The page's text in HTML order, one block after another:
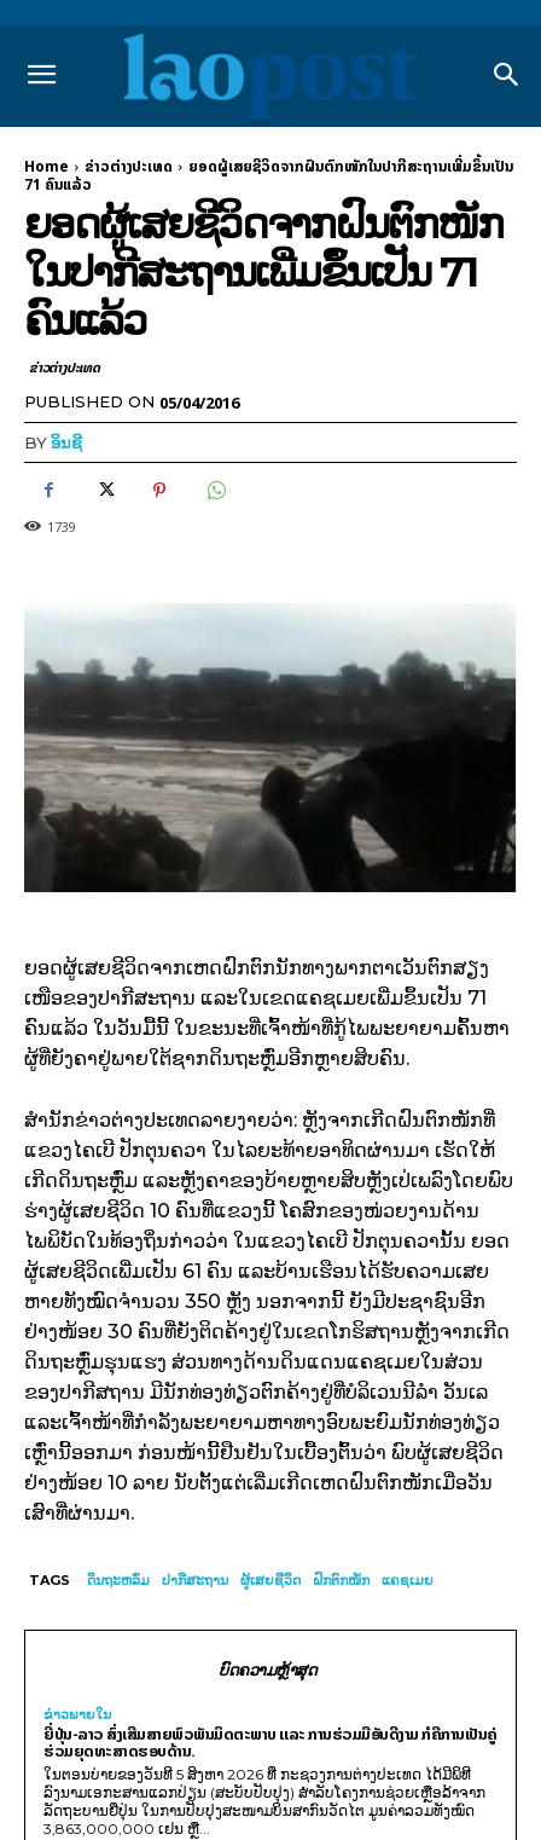
Home ຂ່າວຕ່າງປະເທດ
ຍອດ​ຜູ້​ເສຍ​ຊີວິດ​ຈາກ​ຝົນຕົກ​ໜັກ​ໃນ​ປາ​ກີ​ສະຖານ​ເພີ່ມ​ຂຶ້ນ​ເປັນ
71 ຄົນ​ແລ້ວ
ຍອດ​ຜູ້​ເສຍ​ຊີວິດ​ຈາກ​ຝົນຕົກ​ໜັກ​
ໃນ​ປາ​ກີ​ສະຖານ​ເພີ່ມ​ຂຶ້ນ​ເປັນ 71
ຄົນ​ແລ້ວ
ຂ່າວຕ່າງປະເທດ
PUBLISHED ON 05/04/2016
BYອິນຊີ
1739
ຍອດ​ຜູ້​ເສຍ​ຊີວິດ​ຈາກ​ເຫດ​ຝົກຕົກ​ນັກ​ທາງ​ພາກ​ຕາ​ເວັນ​ຕົກ​ສຽງ​
ເໜືອ​ຂອງ​ປາ​ກີ​ສະຖານ ​ແລະ​ໃນ​ເຂດ​ແຄ​ຊ​ເມຍ​ເພີ່ມ​ຂຶ້ນ​ເປັນ 71
ຄົນ​ແລ້ວ ​ໃນ​ວັນ​ມື້​ນີ້ ​ໃນ​ຂະນະ​ທີ່​ເຈົ້າ​ໜ້າ​ທີ່​ກູ້​ໄພ​ພະ​ຍາຍາມ​ຄົ້ນ​ຫາ​
ຜູ້​ທີ່​ຍັງ​ຄາ​ຢູ່​ພາຍ​​ໃຕ້​ຊາກ​ດິນ​ຖະຫຼົ່ມ​ອີກ​ຫຼາຍ​ສິບ​ຄົນ.
ສຳນັກ​ຂ່າວ​ຕ່າງປະ​ເທດ​ລາຍ​ງາຍ​ວ່າ: ຫຼັງ​ຈາກ​ເກີດ​ຝົນຕົກ​ໜັກ​ທີ່​
ແຂວງ​ໄຄ​ເບີ ປັກ​ຕຸ​ນຄວາ ​ໃນ​ໄລຍະ​ທ້າຍ​ອາທິດ​ຜ່ານ​ມາ ​ເຮັດ​ໃຫ້​
ເກີດ​ດິນ​ຖະຫຼົ່ມ ​ແລະ​ຫຼັງຄາ​ຂອງ​ບ້າຍຫຼາຍ​ສິບ​ຫຼັງ​​ເປ່​ເພ​ລົງ​​ໂດຍ​ພົບ​
ຮ່າງ​ຜູ້​ເສຍ​ຊີວິດ 10 ຄົນ​ທີ່​ແຂວງ​ນີ້ ​ໂຄສົກ​ຂອງ​ໜ່ວຍ​ງານ​ດ້ານ​
ໄພພິບັດ​ໃນ​ທ້ອງ​ຖິ່ນ​ກ່າວ​ວ່າ ​ໃນ​ແຂວ​ງ​ໄຄ​ເບີ ປັກ​ຕຸ​ນຄວາ​ນັ້ນ ຍອດ​
ຜູ້​ເສຍ​ຊີວິດ​ເພີ່ມ​ເປັນ 61 ຄົນ ​ແລະ​ບ້ານ​ເຮືອນ​ໄດ້​ຮັບ​ຄວາມ​ເສຍ​
ຫາຍ​ທັງ​ໝົດຈຳນວນ 350 ຫຼັງ ນອກຈາກ​ນີ້ ຍັງ​ມີ​ປະຊາຊົນ​ອີກ​
ຢ່າງ​ໜ້ອຍ 30 ຄົນ​ທີ່​ຍັງ​ຕິດ​ຄ້າງ​ຢູ່​ໃນ​ເຂດ​​ໂກ​ຮິ​ສຖານ​ຫຼັງ​ຈາກ​ເກີດ​
ດິນ​ຖະຫຼົ່ມ​ຮຸນ​ແຮງ ສ່ວນ​ທາງ​ດ້ານ​ດິນ​ແດນ​ແຄ​ຊ​ເມຍ​ໃນ​ສ່ວນ​
ຂອງ​ປາ​ກີ​ສຖານ ມີ​ນັກ​ທ່ອງ​ທ່ຽວ​ຕົກ​ຄ້າງ​ຢູ່​ທີ່​ບໍລິ​ເວນ​ນີລຳ ​ວັນ​ເລ ​
ແລະ​ເຈົ້າ​ໜ້າ​ທີ່​ກຳລັງ​ພະຍາຍາມ​ຫາ​ທາງ​ອົບ​ພະ​ຍົມ​ນັກ​ທ່ອງ​ທ່ຽວ​
ເຫຼົ່າ​ນີ້​ອອກ​ມາ ກ່ອນ​ໜ້າ​ນີ້​ຢືນຢັນ​ໃນ​ເບື້ອງ​ຕົ້ນ​ວ່າ ພົບ​ຜູ້​ເສຍ​ຊີວິດ​
ຢ່າງ​ໜ້ອຍ 10 ລາຍ ນັບ​ຕັ້ງ​ແຕ່​ເລີ່​ມ​ເກີດ​ເຫດ​ຝົນຕົກ​ໜັກ​ເມື່ອ​ວັນ​
ເສົາ​ທີ່​ຜ່ານ​ມາ.
TAGS ດິນຖະຫລົ່ມ ປາກີສະຖານ ຜູ້​ເສຍ​ຊີວິດ ຝົກຕົກໜັກ ແຄຊເມຍ
ບົດຄວາມຫຼ້າສຸດ
ຂ່າວພາຍ​ໃນ
ຍີ່ປຸ່ນ-ລາວ ສົ່ງເສີມສາຍພົວພັນມິດຕະພາບ ແລະ ການຮ່ວມມືອັນດີງາມ ກໍຄືການເປັນຄູ່
ຮ່ວມຍຸດທະສາດຮອບດ້ານ.
ໃນຕອນບ່າຍຂອງວັນທີ 5 ສິງຫາ 2026 ທີ່ ກະຊວງການຕ່າງປະເທດ ໄດ້ມີພິທີ
ລົງນາມເອກະສານແລກປ່ຽນ (ສະບັບປັບປຸງ) ສໍາລັບໂຄງການຊ່ວຍເຫຼືອລ້າຈາກ
ລັດຖະບານຍີ່ປຸ່ນ ໃນການປັບປຸງສະໜາມບິນສາກົນວັດໄຕ ມູນຄ່າລວມທັງໝົດ
3,863,000,000 ເຢນ ຫຼື...